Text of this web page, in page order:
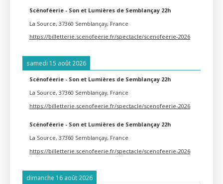
Scénoféerie - Son et Lumières de Semblançay 22h
La Source, 37360 Semblançay, France
https://billetterie.scenofeerie.fr/spectacle/scenofeerie-2026
samedi 15 août 2026
Scénoféerie - Son et Lumières de Semblançay 22h
La Source, 37360 Semblançay, France
https://billetterie.scenofeerie.fr/spectacle/scenofeerie-2026
Scénoféerie - Son et Lumières de Semblançay 22h
La Source, 37360 Semblançay, France
https://billetterie.scenofeerie.fr/spectacle/scenofeerie-2026
dimanche 16 août 2026